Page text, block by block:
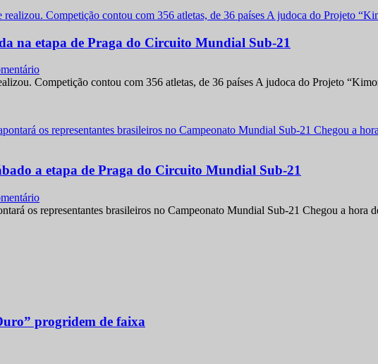
na etapa de Praga do Circuito Mundial Sub-21
Competição contou com 356 atletas, de 36 países A judoca do Projeto
a etapa de Praga do Circuito Mundial Sub-21
os representantes brasileiros no Campeonato Mundial Sub-21 Chegou a
progridem de faixa